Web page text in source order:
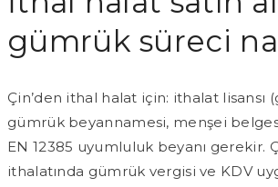
gümrük süreci
Çin’den ithal halat için: ithalat lisansı
gümrük beyannamesi, menşei
EN 12385 uyumluluk beyanı gerekir.
ithalatında gümrük vergisi ve KDV